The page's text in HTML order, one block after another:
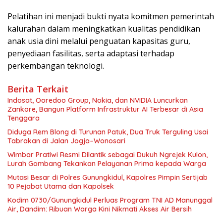
Pelatihan ini menjadi bukti nyata komitmen pemerintah
kalurahan dalam meningkatkan kualitas pendidikan
anak usia dini melalui penguatan kapasitas guru,
penyediaan fasilitas, serta adaptasi terhadap
perkembangan teknologi.
Berita Terkait
Indosat, Ooredoo Group, Nokia, dan NVIDIA Luncurkan
Zankore, Bangun Platform Infrastruktur AI Terbesar di Asia
Tenggara
Diduga Rem Blong di Turunan Patuk, Dua Truk Terguling Usai
Tabrakan di Jalan Jogja–Wonosari
Wimbar Pratiwi Resmi Dilantik sebagai Dukuh Ngrejek Kulon,
Lurah Gombang Tekankan Pelayanan Prima kepada Warga
Mutasi Besar di Polres Gunungkidul, Kapolres Pimpin Sertijab
10 Pejabat Utama dan Kapolsek
Kodim 0730/Gunungkidul Perluas Program TNI AD Manunggal
Air, Dandim: Ribuan Warga Kini Nikmati Akses Air Bersih